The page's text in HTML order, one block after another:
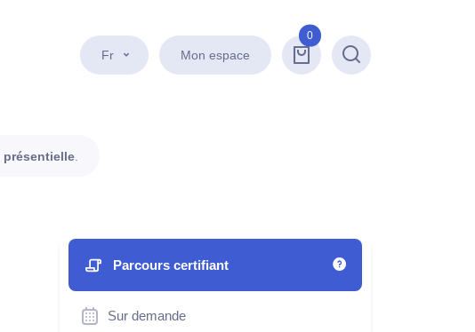
Fr Mon espace
0
Recherche
présentielle
Parcours certifiant
Sur demande